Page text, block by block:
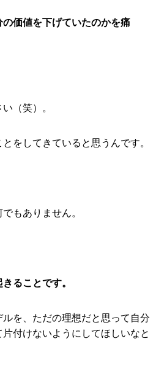
の価値を下げていたのかを痛
（笑）。
をしてきていると思うんです。
もありません。
ることです。
を、ただの理想だと思って自分
付けないようにしてほしいなと